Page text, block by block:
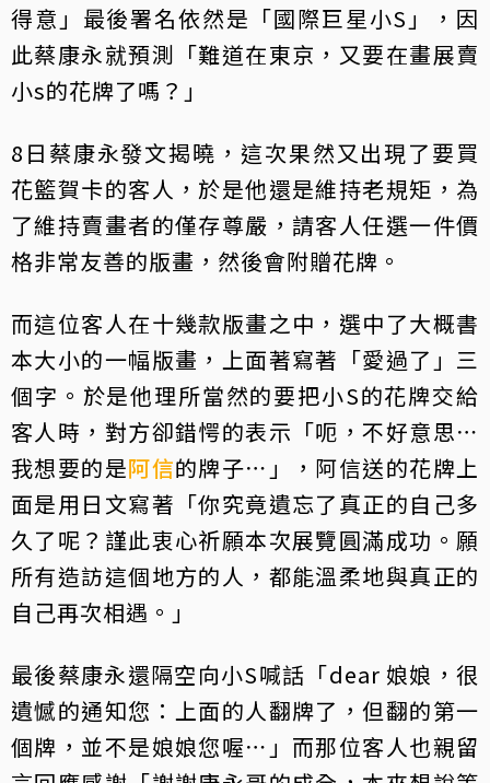
得意」最後署名依然是「國際巨星小S」，因
此蔡康永就預測「難道在東京，又要在畫展賣
小s的花牌了嗎？」
8日蔡康永發文揭曉，這次果然又出現了要買
花籃賀卡的客人，於是他還是維持老規矩，為
了維持賣畫者的僅存尊嚴，請客人任選一件價
格非常友善的版畫，然後會附贈花牌。
而這位客人在十幾款版畫之中，選中了大概書
本大小的一幅版畫，上面著寫著「愛過了」三
個字。於是他理所當然的要把小S的花牌交給
客人時，對方卻錯愕的表示「呃，不好意思⋯
我想要的是阿信的牌子⋯」，阿信送的花牌上
面是用日文寫著「你究竟遺忘了真正的自己多
久了呢？謹此衷心祈願本次展覽圓滿成功。願
所有造訪這個地方的人，都能溫柔地與真正的
自己再次相遇。」
最後蔡康永還隔空向小S喊話「dear 娘娘，很
遺憾的通知您：上面的人翻牌了，但翻的第一
個牌，並不是娘娘您喔⋯」而那位客人也親留